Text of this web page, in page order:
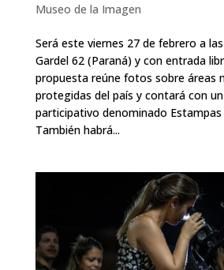
Museo de la Imagen
Será este viernes 27 de febrero a
Gardel 62 (Paraná) y con entrada
propuesta reúne fotos sobre áreas
protegidas del país y contará con
participativo denominado Estampas
También habrá...